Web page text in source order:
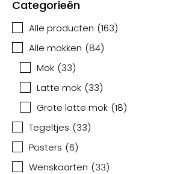
Categorieën
Alle producten (163)
Alle mokken (84)
Mok (33)
Latte mok (33)
Grote latte mok (18)
Tegeltjes (33)
Posters (6)
Wenskaarten (33)